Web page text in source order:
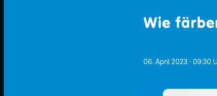
Wie
06. April 2023 · 09:30